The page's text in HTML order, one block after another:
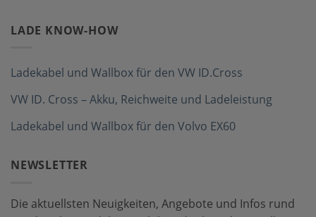
LADE KNOW-HOW
Ladekabel und Wallbox für den VW ID.Cross
VW ID. Cross – Akku, Reichweite und Ladeleistung
Ladekabel und Wallbox für den Volvo EX60
NEWSLETTER
Die aktuellsten Neuigkeiten, Angebote und Infos rund